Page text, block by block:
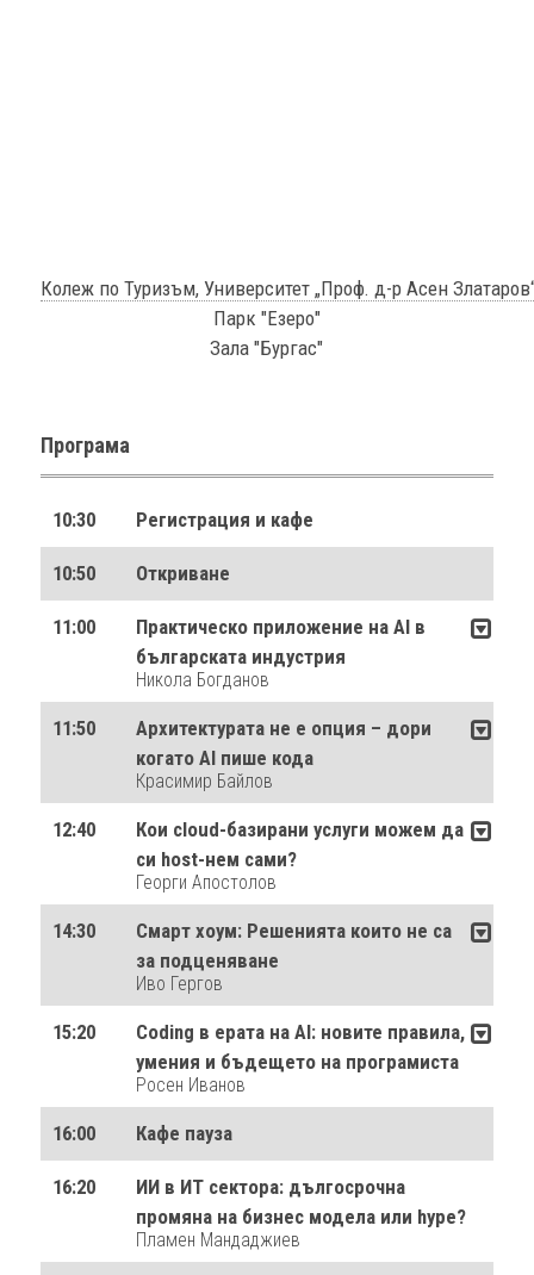
Колеж по Туризъм, Университет „Проф. д-р Асен
Парк "Езеро"
Зала "Бургас"
Програма
10:30 Регистрация и кафе
10:50 Откриване
11:00
Практическо приложение на AI в
българската индустрия
Никола Богданов
11:50
Архитектурата не е опция – дори
когато AI пише кода
Красимир Байлов
12:40
Кои cloud-базирани услуги можем да
си host-нем сами?
Георги Апостолов
14:30
Смарт хоум: Решенията които не са
за подценяване
Иво Гергов
15:20
Coding в ерата на AI: новите правила,
умения и бъдещето на програмиста
Росен Иванов
16:00 Кафе пауза
16:20
ИИ в ИТ сектора: дългосрочна
промяна на бизнес модела или hype?
Пламен Мандаджиев